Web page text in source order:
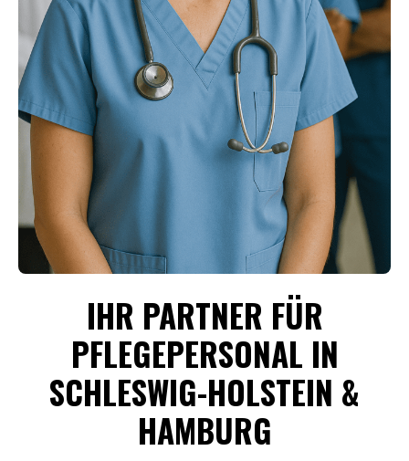
IHR PARTNER FÜR
PFLEGEPERSONAL IN
SCHLESWIG-HOLSTEIN &
HAMBURG